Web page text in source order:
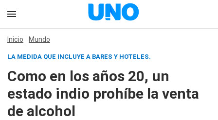
Inicio Mundo
LA MEDIDA QUE INCLUYE A BARES Y HOTELES.
Como en los años 20, un
estado indio prohíbe la venta
de alcohol